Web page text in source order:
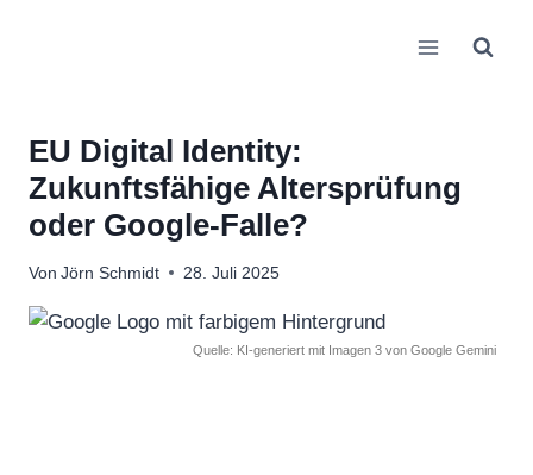
EU Digital Identity:
Zukunftsfähige Altersprüfung
oder Google-Falle?
Von Jörn Schmidt 28. Juli 2025
Quelle: KI-generiert mit Imagen 3 von Google Gemini